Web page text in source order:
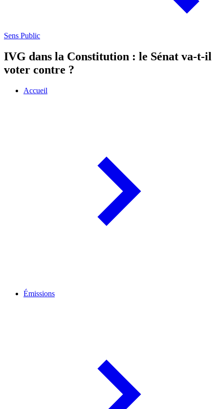
Sens Public
IVG dans la Constitution : le Sénat va-t-il
voter contre ?
Accueil
Émissions